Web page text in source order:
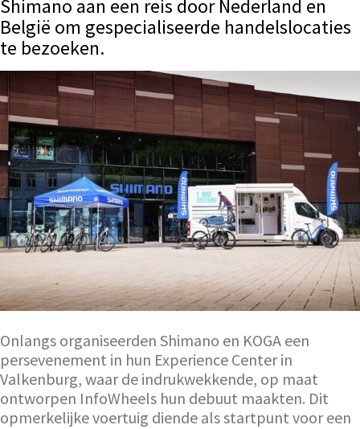
Shimano aan een reis door Nederland en
België om gespecialiseerde handelslocaties
te bezoeken.
Onlangs organiseerden Shimano en KOGA een
persevenement in hun Experience Center in
Valkenburg, waar de indrukwekkende, op maat
ontworpen InfoWheels hun debuut maakten. Dit
opmerkelijke voertuig diende als startpunt voor een